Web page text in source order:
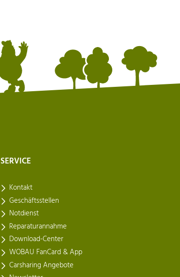
SERVICE
Kontakt
Geschäftsstellen
Notdienst
Reparaturannahme
Download-Center
WOBAU FanCard & App
Carsharing Angebote